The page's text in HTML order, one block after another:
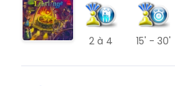
2 à 4 15' - 30'